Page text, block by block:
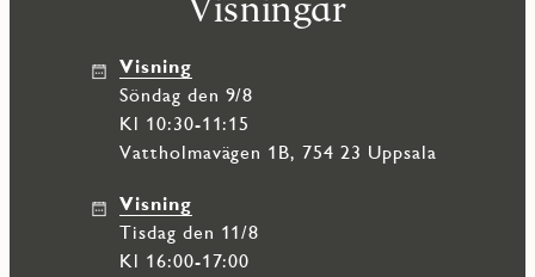
Visning
söndag den 9/8
Kl 10:30-11:15
Vattholmavägen 1B, 754 23 Uppsala
Visning
tisdag den 11/8
Kl 16:00-17:00